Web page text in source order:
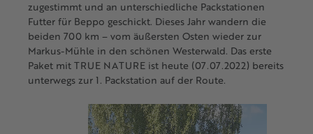
zugestimmt und an unterschiedliche Packstationen
Futter für Beppo geschickt. Dieses Jahr wandern die
beiden 700 km – vom äußersten Osten wieder zur
Markus-Mühle in den schönen Westerwald. Das erste
Paket mit TRUE NATURE ist heute (07.07.2022) bereits
unterwegs zur 1. Packstation auf der Route.